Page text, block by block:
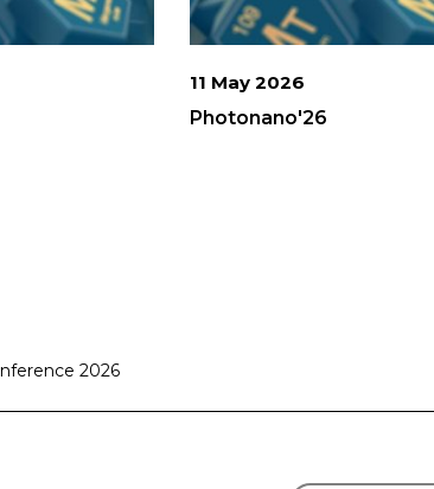
11 May 2026
Photonano'26
2026